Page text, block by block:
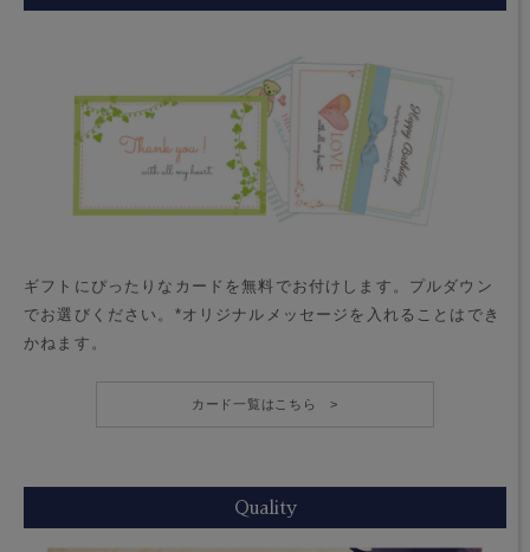
ギフトにぴったりなカードを無料でお付けします。プルダウン
でお選びください。*オリジナルメッセージを入れることはでき
かねます。
カード一覧はこちら >
Quality